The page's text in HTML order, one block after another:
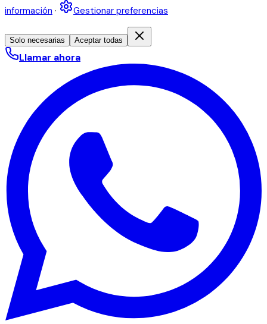
información · Gestionar preferencias
Solo necesarias Aceptar todas
Llamar ahora